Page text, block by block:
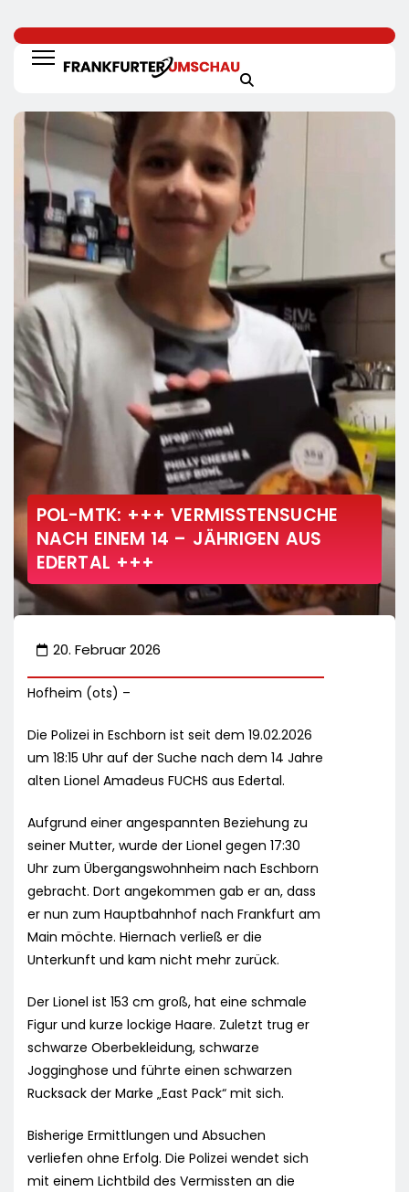
POL-MTK: +++ VERMISSTENSUCHE
NACH EINEM 14 – JÄHRIGEN AUS
EDERTAL +++
20. Februar 2026
Hofheim (ots) –
Die Polizei in Eschborn ist seit dem 19.02.2026
um 18:15 Uhr auf der Suche nach dem 14 Jahre
alten Lionel Amadeus FUCHS aus Edertal.
Aufgrund einer angespannten Beziehung zu
seiner Mutter, wurde der Lionel gegen 17:30
Uhr zum Übergangswohnheim nach Eschborn
gebracht. Dort angekommen gab er an, dass
er nun zum Hauptbahnhof nach Frankfurt am
Main möchte. Hiernach verließ er die
Unterkunft und kam nicht mehr zurück.
Der Lionel ist 153 cm groß, hat eine schmale
Figur und kurze lockige Haare. Zuletzt trug er
schwarze Oberbekleidung, schwarze
Jogginghose und führte einen schwarzen
Rucksack der Marke „East Pack“ mit sich.
Bisherige Ermittlungen und Absuchen
verliefen ohne Erfolg. Die Polizei wendet sich
mit einem Lichtbild des Vermissten an die